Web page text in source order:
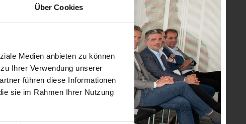
Über Cookies
Medien anbieten zu können
Ihrer Verwendung unserer
führen diese Informationen
sie im Rahmen Ihrer Nutzung
Ingenieurbüros sind - soweit im Bild nicht anders
und Behördenvertreter:innen abgebildet.